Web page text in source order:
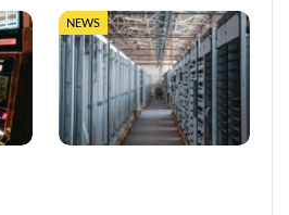
NEWS